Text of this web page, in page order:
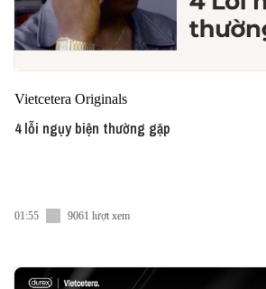
Vietcetera Originals
4 lỗi ngụy biện thường gặp
01:55 9061 lượt xem